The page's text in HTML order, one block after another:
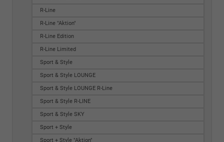
R-Line
R-Line "Aktion"
R-Line Edition
R-Line Limited
Sport & Style
Sport & Style LOUNGE
Sport & Style LOUNGE R-Line
Sport & Style R-LINE
Sport & Style SKY
Sport + Style
Sport + Style "Aktion"